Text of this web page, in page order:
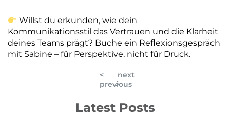
Willst du erkunden, wie dein
Kommunikationsstil das Vertrauen und die Klarheit
deines Teams prägt? Buche ein Reflexionsgespräch
mit Sabine – für Perspektive, nicht für Druck.
<
previous
next
>
Latest Posts